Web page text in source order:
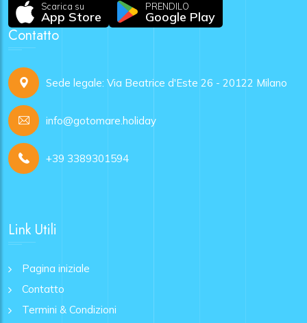
Scarica su
App Store
PRENDILO
Google Play
Contatto
Sede legale: Via Beatrice d'Este 26 - 20122 Milano
info@gotomare.holiday
+39 3389301594
Link Utili
Pagina iniziale
Contatto
Termini & Condizioni